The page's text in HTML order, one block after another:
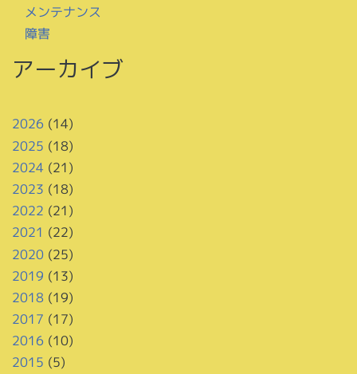
メンテナンス
障害
アーカイブ
2026 (14)
2025 (18)
2024 (21)
2023 (18)
2022 (21)
2021 (22)
2020(25)
2019 (13)
2018 (19)
2017 (17)
2016 (10)
2015 (5)